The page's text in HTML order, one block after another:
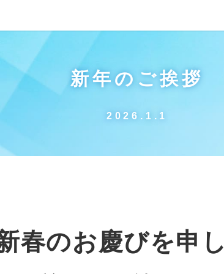
新年のご挨拶
2026.1.1
春のお慶びを申